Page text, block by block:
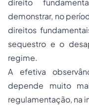
direito
demonstrar, no
direitos
sequestro e o
regime.
A efetiva
depende muito
regulamentação, na